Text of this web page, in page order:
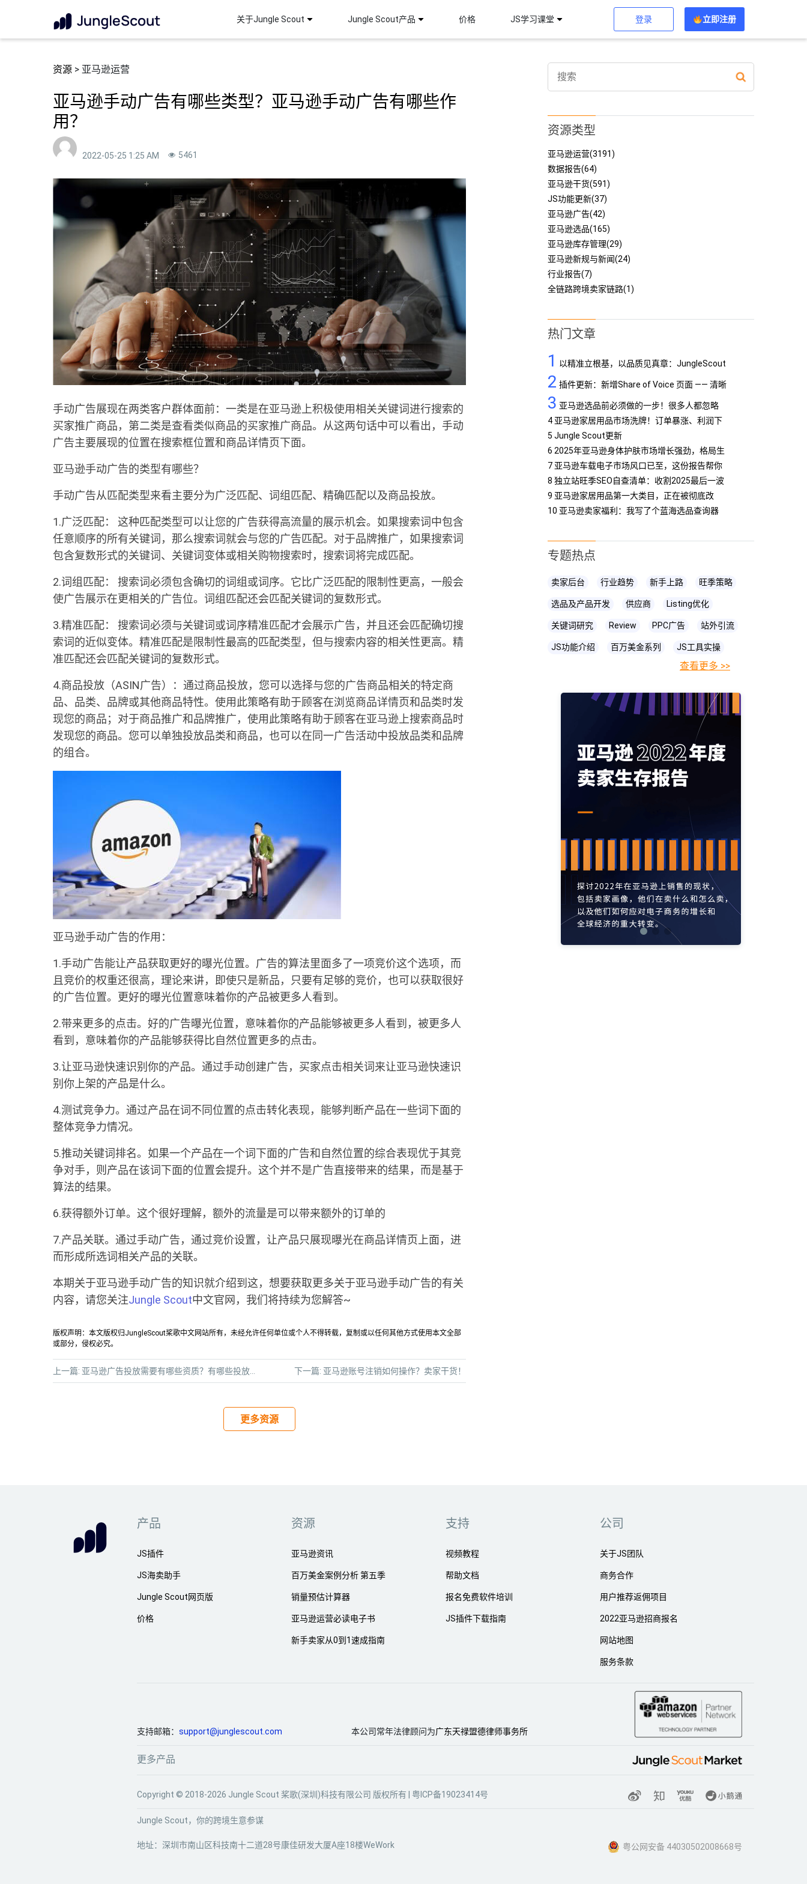
关于Jungle Scout Jungle Scout产品 价格 JS学习课堂 登录 立即注册
资源 > 亚马逊运营
亚马逊手动广告有哪些类型？亚马逊手动广告有哪些作
用？
2022-05-25 1:25 AM 5461
手动广告展现在两类客户群体面前：一类是在亚马逊上积极使用相关关键词进行搜索的
买家推广商品，第二类是查看类似商品的买家推广商品。从这两句话中可以看出，手动
广告主要展现的位置在搜索框位置和商品详情页下面。
亚马逊手动广告的类型有哪些？
手动广告从匹配类型来看主要分为广泛匹配、词组匹配、精确匹配以及商品投放。
1.广泛匹配： 这种匹配类型可以让您的广告获得高流量的展示机会。如果搜索词中包含
任意顺序的所有关键词，那么搜索词就会与您的广告匹配。对于品牌推广，如果搜索词
包含复数形式的关键词、关键词变体或相关购物搜索时，搜索词将完成匹配。
2.词组匹配： 搜索词必须包含确切的词组或词序。它比广泛匹配的限制性更高，一般会
使广告展示在更相关的广告位。词组匹配还会匹配关键词的复数形式。
3.精准匹配： 搜索词必须与关键词或词序精准匹配才会展示广告，并且还会匹配确切搜
索词的近似变体。精准匹配是限制性最高的匹配类型，但与搜索内容的相关性更高。精
准匹配还会匹配关键词的复数形式。
4.商品投放（ASIN广告）：通过商品投放，您可以选择与您的广告商品相关的特定商
品、品类、品牌或其他商品特性。使用此策略有助于顾客在浏览商品详情页和品类时发
现您的商品；对于商品推广和品牌推广，使用此策略有助于顾客在亚马逊上搜索商品时
发现您的商品。您可以单独投放品类和商品，也可以在同一广告活动中投放品类和品牌
的组合。
亚马逊手动广告的作用：
1.手动广告能让产品获取更好的曝光位置。广告的算法里面多了一项竞价这个选项，而
且竞价的权重还很高，理论来讲，即使只是新品，只要有足够的竞价，也可以获取很好
的广告位置。更好的曝光位置意味着你的产品被更多人看到。
2.带来更多的点击。好的广告曝光位置，意味着你的产品能够被更多人看到，被更多人
看到，意味着你的产品能够获得比自然位置更多的点击。
3.让亚马逊快速识别你的产品。通过手动创建广告，买家点击相关词来让亚马逊快速识
别你上架的产品是什么。
4.测试竞争力。通过产品在词不同位置的点击转化表现，能够判断产品在一些词下面的
整体竞争力情况。
5.推动关键词排名。如果一个产品在一个词下面的广告和自然位置的综合表现优于其竞
争对手，则产品在该词下面的位置会提升。这个并不是广告直接带来的结果，而是基于
算法的结果。
6.获得额外订单。这个很好理解，额外的流量是可以带来额外的订单的
7.产品关联。通过手动广告，通过竞价设置，让产品只展现曝光在商品详情页上面，进
而形成所选词相关产品的关联。
本期关于亚马逊手动广告的知识就介绍到这，想要获取更多关于亚马逊手动广告的有关
内容，请您关注Jungle Scout中文官网，我们将持续为您解答~
版权声明：本文版权归JungleScout桨歌中文网站所有，未经允许任何单位或个人不得转载，复制或以任何其他方式使用本文全部
或部分，侵权必究。
上一篇: 亚马逊广告投放需要有哪些资质？有哪些投放技巧值得我们学习？ 下一篇: 亚马逊账号注销如何操作？卖家干货！
更多资源
资源类型
亚马逊运营(3191)
数据报告(64)
亚马逊干货(591)
JS功能更新(37)
亚马逊广告(42)
亚马逊选品(165)
亚马逊库存管理(29)
亚马逊新规与新闻(24)
行业报告(7)
全链路跨境卖家链路(1)
热门文章
1
以精准立根基，以品质见真章：JungleScout
定义亚马逊工具专业标杆
2 插件更新：新增Share of Voice 页面 —— 清晰
呈现品牌竞争格局
3 亚马逊选品前必须做的一步！很多人都忽略
了…
4 亚马逊家居用品市场洗牌！订单暴涨、利润下
5 Jungle Scout更新
6 2025年亚马逊身体护肤市场增长强劲，格局生
7 亚马逊车载电子市场风口已至，这份报告帮你
抢占先机
8 独立站旺季SEO自查清单：收割2025最后一波
9 亚马逊家居用品第一大类目，正在被彻底改
10 亚马逊卖家福利：我写了个蓝海选品查询器
专题热点
卖家后台 行业趋势 新手上路 旺季策略
选品及产品开发 供应商 Listing优化
关键词研究 Review PPC广告 站外引流
JS功能介绍 百万美金系列 JS工具实操
亚马逊直播
cpc广告 亚马逊物流
亚马逊精铺
亚马逊变体 亚马逊主图 亚马逊账号
亚马逊流量 亚马逊库存 亚马逊跟卖
亚马逊瑞典站
亚马逊品牌备案 亚马逊运营直播
亚马逊优惠券 亚马逊ASIN listing优化
亚马逊主题 差评 亚马逊排名 关键词
listing 爆款最新
查看更多 >>
产品
JS插件
JS海卖助手
Jungle Scout网页版
价格
资源
亚马逊资讯
百万美金案例分析 第五季
销量预估计算器
亚马逊运营必读电子书
新手卖家从0到1速成指南
支持
视频教程
帮助文档
报名免费软件培训
JS插件下载指南
公司
关于JS团队
商务合作
用户推荐返佣项目
2022亚马逊招商报名
网站地图
服务条款
支持邮箱： support@junglescout.com 本公司常年法律顾问为广东天禄盟德律师事务所
更多产品
Copyright © 2018-2026 Jungle Scout 桨歌(深圳)科技有限公司 版权所有 | 粤ICP备19023414号
Jungle Scout，你的跨境生意参谋
地址：深圳市南山区科技南十二道28号康佳研发大厦A座18楼WeWork 粤公网安备 44030502008668号